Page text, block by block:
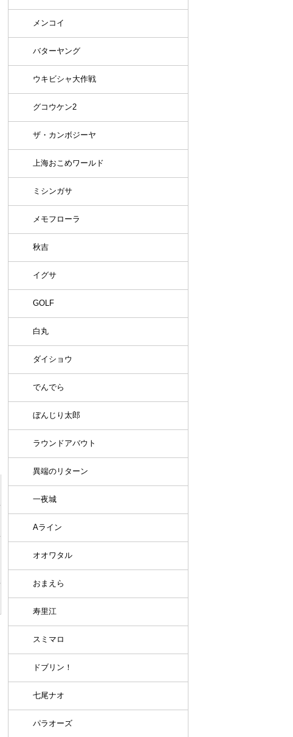
メンコイ
バターヤング
ウキビシャ大作戦
グコウケン2
ザ・カンボジーヤ
上海おこめワールド
ミシンガサ
メモフローラ
秋吉
イグサ
GOLF
白丸
ダイショウ
でんでら
ぼんじり太郎
ラウンドアバウト
異端のリターン
一夜城
Aライン
オオワタル
おまえら
寿里江
スミマロ
ドブリン！
七尾ナオ
パラオーズ